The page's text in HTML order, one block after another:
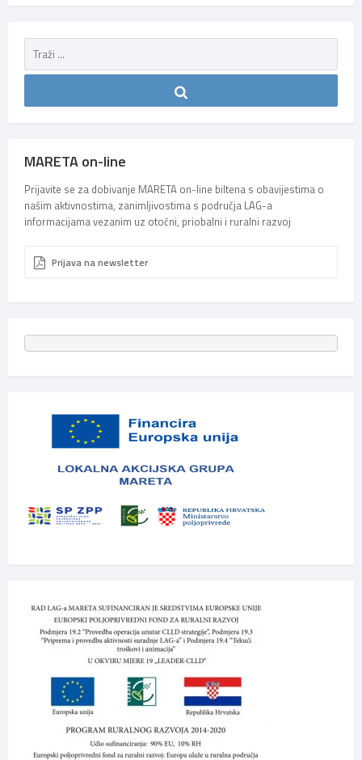
MARETA on-line
Prijavite se za dobivanje MARETA on-line biltena s obavijestima o
našim aktivnostima, zanimljivostima s područja LAG-a
informacijama vezanim uz otočni, priobalni i ruralni razvoj
Prijava na newsletter